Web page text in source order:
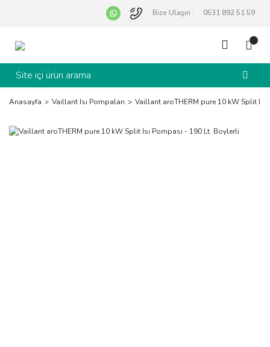
Bize Ulaşın : 0531 892 51 59
Anasayfa Vaillant Isı Pompaları Vaillant aroTHERM pure 10 kW Split